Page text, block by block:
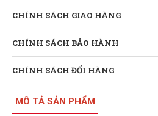
CHÍNH SÁCH GIAO HÀNG
CHÍNH SÁCH BẢO HÀNH
CHÍNH SÁCH ĐỔI HÀNG
MÔ TẢ SẢN PHẨM